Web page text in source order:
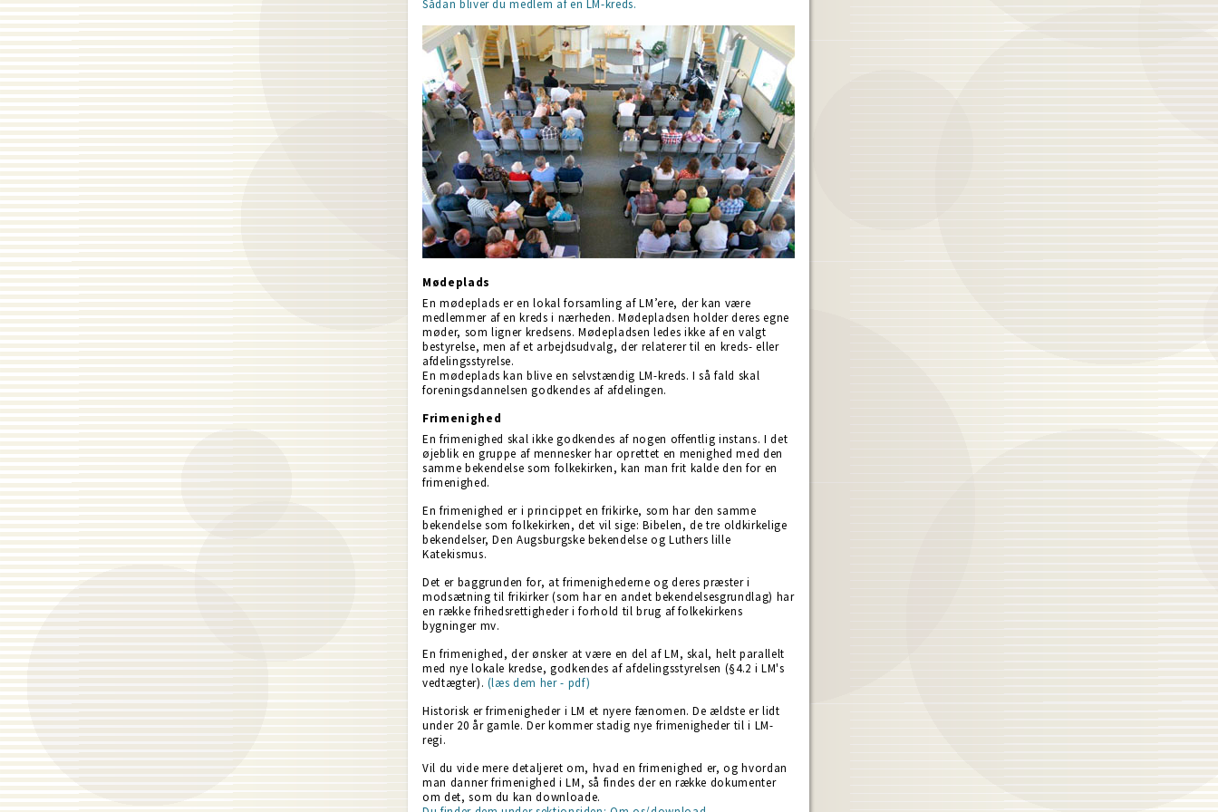
Sådan bliver du medlem af en LM-kreds.
Mødeplads
En mødeplads er en lokal forsamling af LM’ere, der kan være
medlemmer af en kreds i nærheden. Mødepladsen holder deres egne
møder, som ligner kredsens. Mødepladsen ledes ikke af en valgt
bestyrelse, men af et arbejdsudvalg, der relaterer til en kreds- eller
afdelingsstyrelse.
En mødeplads kan blive en selvstændig LM-kreds. I så fald skal
foreningsdannelsen godkendes af afdelingen.
Frimenighed
En frimenighed skal ikke godkendes af nogen offentlig instans. I det
øjeblik en gruppe af mennesker har oprettet en menighed med den
samme bekendelse som folkekirken, kan man frit kalde den for en
frimenighed.
En frimenighed er i princippet en frikirke, som har den samme
bekendelse som folkekirken, det vil sige: Bibelen, de tre oldkirkelige
bekendelser, Den Augsburgske bekendelse og Luthers lille
Katekismus.
Det er baggrunden for, at frimenighederne og deres præster i
modsætning til frikirker (som har en andet bekendelsesgrundlag) har
en række frihedsrettigheder i forhold til brug af folkekirkens
bygninger mv.
En frimenighed, der ønsker at være en del af LM, skal, helt parallelt
med nye lokale kredse, godkendes af afdelingsstyrelsen (§4.2 i LM's
vedtægter). (læs dem her - pdf)
Historisk er frimenigheder i LM et nyere fænomen. De ældste er lidt
under 20 år gamle. Der kommer stadig nye frimenigheder til i LM-
regi.
Vil du vide mere detaljeret om, hvad en frimenighed er, og hvordan
man danner frimenighed i LM, så findes der en række dokumenter
om det, som du kan downloade.